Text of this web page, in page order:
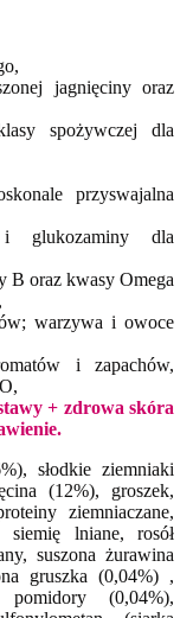
jagnięciny oraz
spożywczej dla
przyswajalna
glukozaminy dla
B oraz kwasy Omega
warzywa i owoce
i zapachów,
+ zdrowa skóra
słodkie ziemniaki
(12%), groszek,
ziemniaczane,
siemię lniane, rosół
suszona żurawina
gruszka (0,04%) ,
(0,04%),